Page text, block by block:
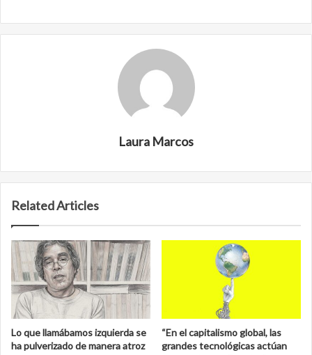
Laura Marcos
Related Articles
Lo que llamábamos izquierda se
ha pulverizado de manera atroz
“En el capitalismo global, las
grandes tecnológicas actúan